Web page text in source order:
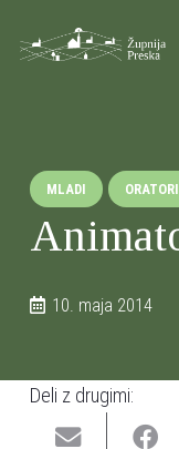
MLADI
10. maja 2014
Deli z drugimi: